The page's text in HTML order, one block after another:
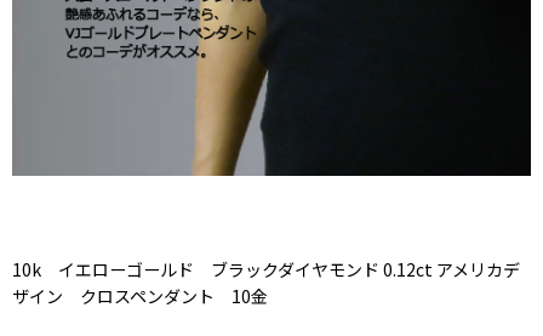
10k イエローゴールド ブラックダイヤモンド 0.12ct アメリカデ
ザイン クロスペンダント 10金